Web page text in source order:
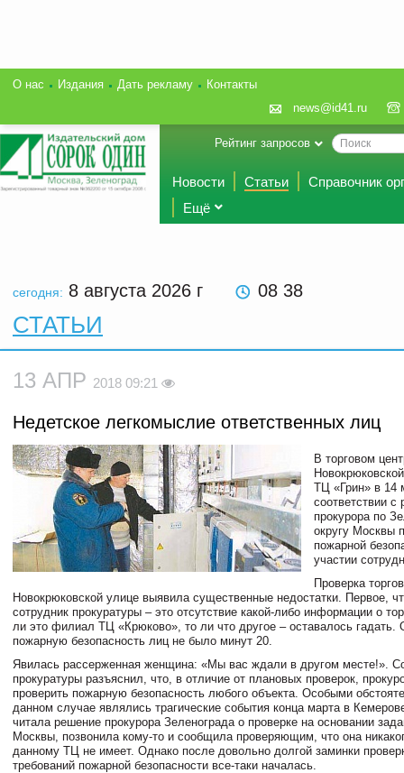
О нас Издания Дать рекламу
Контакты
news@id41.ru
Рейтинг запросов
Новости Статьи
Справочник
Ещё
сегодня: 8 августа 2026 г 08:38
СТАТЬИ
13 АПР 2018 09:21
Недетское легкомыслие ответственных лиц
В торговом
ТЦ «Грин» в 14
соответствии с
прокурора по
округу Москвы
пожарной
участии
Проверка
Новокрюковской улице выявила существенные недостатки. Первое,
сотрудник прокуратуры – это отсутствие какой-либо информации о
ли это филиал ТЦ «Крюково», то ли что другое – оставалось гадать.
пожарную безопасность лиц не было минут 20.
Явилась рассерженная женщина: «Мы вас ждали в другом месте!».
прокуратуры разъяснил, что, в отличие от плановых проверок,
проверить пожарную безопасность любого объекта. Особыми
данном случае являлись трагические события конца марта в
читала решение прокурора Зеленограда о проверке на основании
Москвы, позвонила кому-то и сообщила проверяющим, что она
данному ТЦ не имеет. Однако после довольно долгой заминки
требований пожарной безопасности все-таки началась.